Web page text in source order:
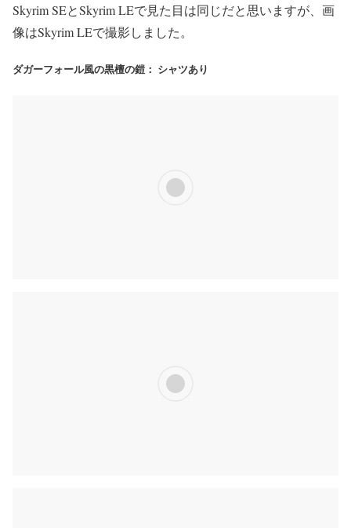
Skyrim SEとSkyrim LEで見た目は同じだと思いますが、画
像はSkyrim LEで撮影しました。
ダガーフォール風の黒檀の鎧： シャツあり